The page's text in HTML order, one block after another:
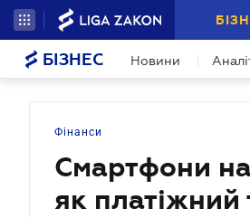
БІЗНЕС Новини
Фінанси
Смартфони
як платіжний